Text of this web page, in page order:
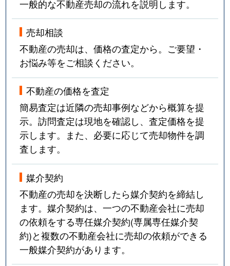
一般的な不動産売却の流れを説明します。
売却相談
不動産の売却は、価格の査定から。ご要望・
お悩み等をご相談ください。
不動産の価格を査定
簡易査定は近隣の売却事例などから概算を提
示。訪問査定は現地を確認し、査定価格を提
示します。また、必要に応じて売却物件を調
査します。
媒介契約
不動産の売却を決断したら媒介契約を締結し
ます。媒介契約は、一つの不動産会社に売却
の依頼をする専任媒介契約(専属専任媒介契
約)と複数の不動産会社に売却の依頼ができる
一般媒介契約があります。